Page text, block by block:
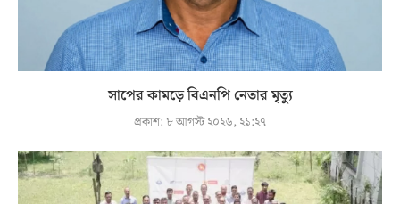
সাপের কামড়ে বিএনপি নেতার মৃত্যু
প্রকাশ: ৮ আগস্ট ২০২৬, ২১:২৭